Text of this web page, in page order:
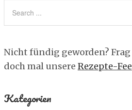
Nicht fündig geworden? Frag
doch mal unsere Rezepte-Fee
Kategorien